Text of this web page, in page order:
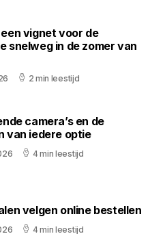
vignet voor de
snelweg in de zomer van
2 min leestijd
camera’s en de
van iedere optie
4 min leestijd
velgen online bestellen
4 min leestijd